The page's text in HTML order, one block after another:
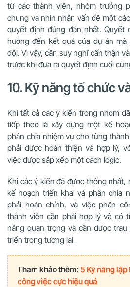
từ các thành viên, nhóm trưởng
chung và nhìn nhận vấn đề một
quyết định đúng đắn nhất. Quyết
hưởng đến kết quả của dự án
đội. Vì vậy, cần suy nghĩ cẩn thận
trước khi đưa ra quyết định cuối
10. Kỹ năng tổ chức
Khi tất cả các ý kiến trong nhóm
tiếp theo là xây dựng một kế
phân chia nhiệm vụ cho từng
phải được hoàn thiện và hợp lý,
việc được sắp xếp một cách logic.
Khi các ý kiến đã được thống nhất,
kế hoạch triển khai và phân chia
phải hoàn chỉnh, và việc phân
thành viên cần phải hợp lý và có
năng quan trọng và cần được
triển trong tương lai.
Tham khảo thêm: 5 Kỹ năng
công việc cực hiệu quả